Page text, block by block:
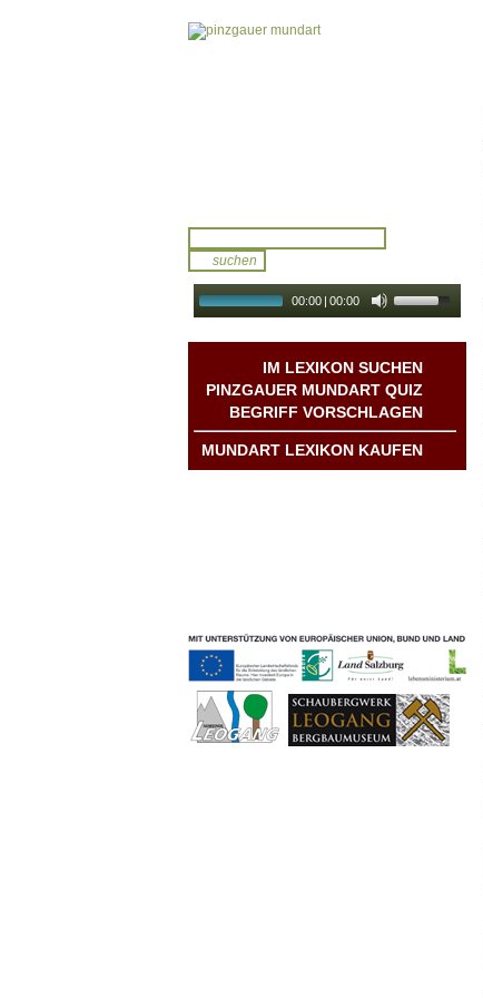
00:00 | 00:00
IM LEXIKON SUCHEN
PINZGAUER MUNDART QUIZ
BEGRIFF VORSCHLAGEN
MUNDART LEXIKON KAUFEN